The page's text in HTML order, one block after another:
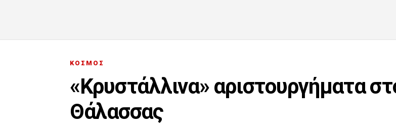
ΚΟΣΜΟΣ
«Κρυστάλλινα» αριστουργήματα
Θάλασσας